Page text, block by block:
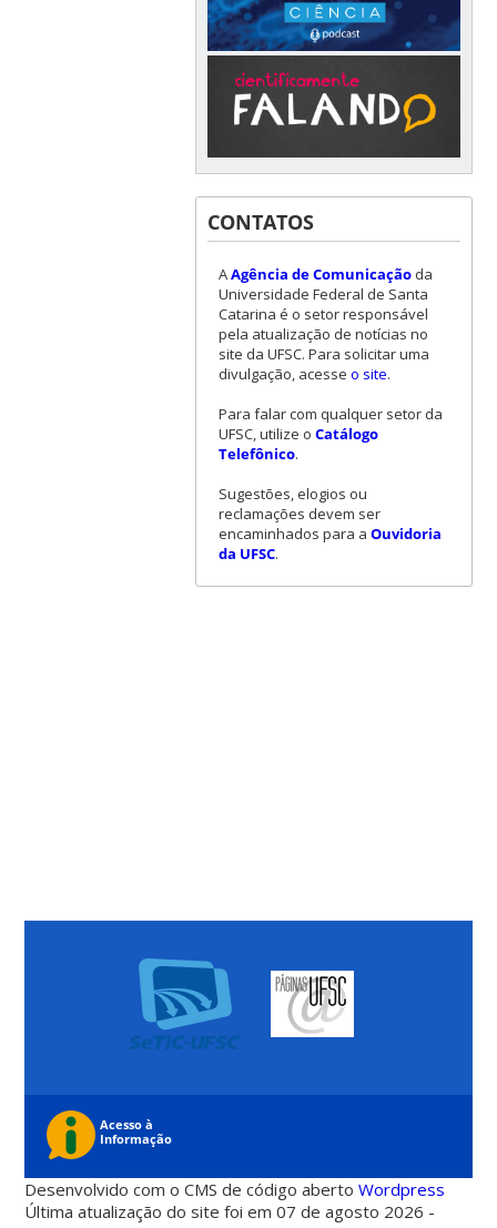
CONTATOS
AAgência de Comunicaçãoda
Universidade Federal de Santa
Catarina é o setor responsável
pela atualização de notícias no
site da UFSC. Para solicitar uma
divulgação, acesse o site.
Para falar com qualquer setor da
UFSC, utilize o Catálogo
Telefônico.
Sugestões, elogios ou
reclamações devem ser
encaminhados para a Ouvidoria
da UFSC.
Desenvolvido com o CMS de código abertoWordpress
Última atualização do site foi em 07 de agosto 2026 -